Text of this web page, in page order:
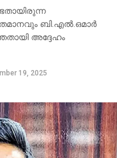
ബി.എല്‍.ഒമാര്‍
അദ്ദേഹം
19, 2025